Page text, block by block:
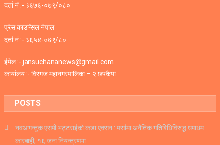
दर्ता नं :- ३६७६-०७९/०८०
प्रेस काउन्सिल नेपाल
दर्ता नं :- ३६५४-०७९/८०
ईमेल :- jansuchananews@gmail.com
कार्यालय :- विरगज महानगरपालिका – २ छपकैया
POSTS
नवआगन्तुक एसपी भट्टराईको कडा एक्सन : पर्सामा अनैतिक गतिविधिविरुद्ध धमाधम
कारबाही, १६ जना नियन्त्रणमा